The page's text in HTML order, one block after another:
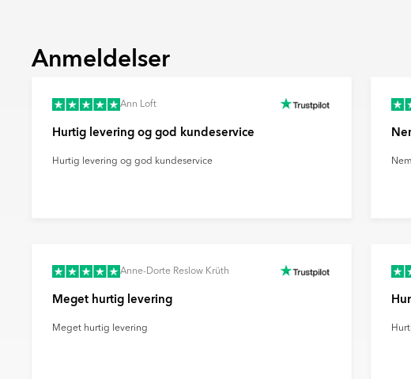
blødt og moderne udtryk og skjuler effektivt
Anmeldelser
Ann Loft
Hurtig levering og god kundeservice
Hurtig levering og god kundeservice
Anne-Dorte Reslow Krüth
Meget hurtig levering
Meget hurtig levering